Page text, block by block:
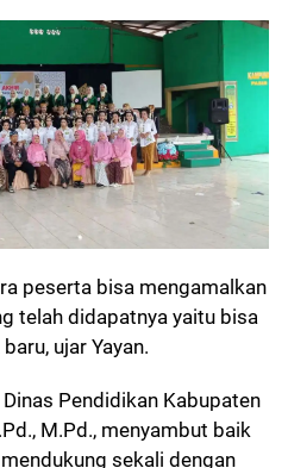
peserta bisa mengamalkan
telah didapatnya yaitu bisa
ujar Yayan.
Pendidikan Kabupaten
M.Pd., menyambut baik
sekali dengan